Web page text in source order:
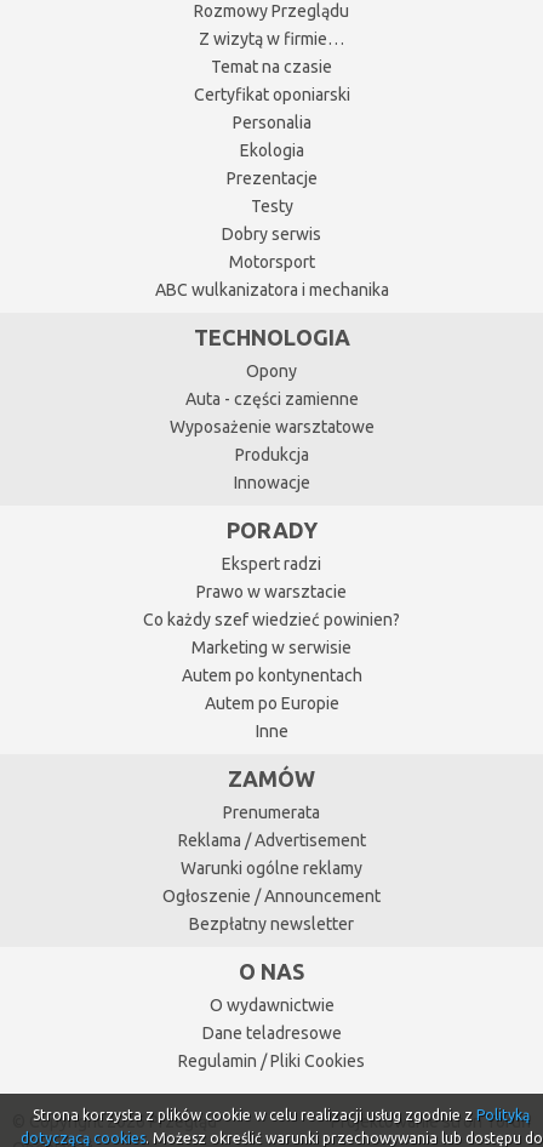
Rozmowy Przeglądu
Z wizytą w firmie…
Temat na czasie
Certyfikat oponiarski
Personalia
Ekologia
Prezentacje
Testy
Dobry serwis
Motorsport
ABC wulkanizatora i mechanika
TECHNOLOGIA
Opony
Auta - części zamienne
Wyposażenie warsztatowe
Produkcja
Innowacje
PORADY
Ekspert radzi
Prawo w warsztacie
Co każdy szef wiedzieć powinien?
Marketing w serwisie
Autem po kontynentach
Autem po Europie
Inne
ZAMÓW
Prenumerata
Reklama / Advertisement
Warunki ogólne reklamy
Ogłoszenie / Announcement
Bezpłatny newsletter
O NAS
O wydawnictwie
Dane teladresowe
Regulamin / Pliki Cookies
© Copyright 2026 Przegląd
Projektowanie stron Toruń
Strona korzysta z plików cookie w celu realizacji usług zgodnie z Polityką
dotyczącą cookies. Możesz określić warunki przechowywania lub dostępu do